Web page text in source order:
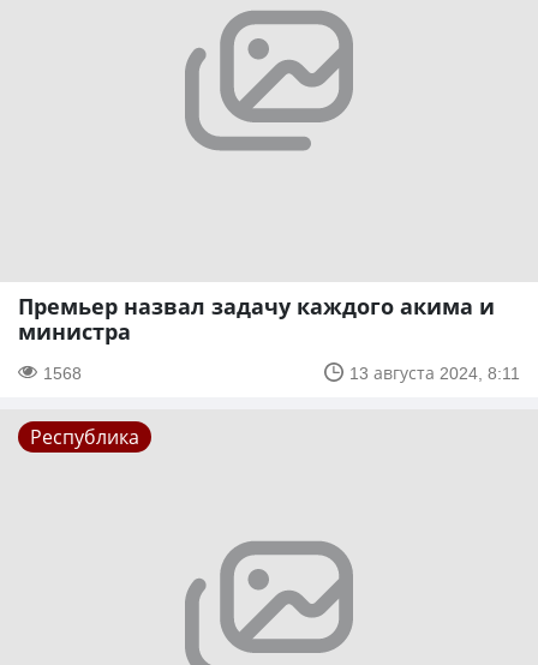
Премьер назвал задачу каждого акима и
министра
1568 13 августа 2024, 8:11
Республика